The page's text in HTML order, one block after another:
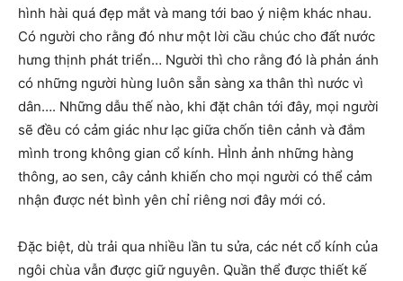
hình hài quá đẹp mắt và mang tới bao ý niệm khác nhau.
Có người cho rằng đó như một lời cầu chúc cho đất nước
hưng thịnh phát triển… Người thì cho rằng đó là phản ánh
có những người hùng luôn sẵn sàng xa thân thì nước vì
dân…. Những dẫu thế nào, khi đặt chân tới đây, mọi người
sẽ đều có cảm giác như lạc giữa chốn tiên cảnh và đắm
mình trong không gian cổ kính. HÌnh ảnh những hàng
thông, ao sen, cây cảnh khiến cho mọi người có thể cảm
nhận được nét bình yên chỉ riêng nơi đây mới có.
Đặc biệt, dù trải qua nhiều lần tu sửa, các nét cổ kính của
ngôi chùa vẫn được giữ nguyên. Quần thể được thiết kế